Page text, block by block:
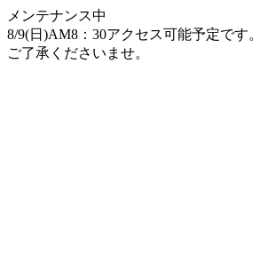
メンテナンス中
8/9(日)AM8：30アクセス可能予定です。
ご了承くださいませ。